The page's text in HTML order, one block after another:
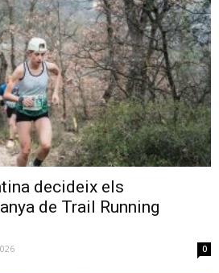
decideix els
de Trail Running
0